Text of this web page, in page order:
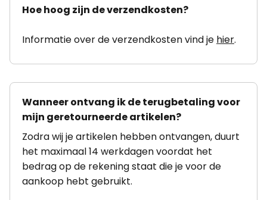
Hoe hoog zijn de verzendkosten?
Informatie over de verzendkosten vind je hier.
Wanneer ontvang ik de terugbetaling voor
mijn geretourneerde artikelen?
Zodra wij je artikelen hebben ontvangen, duurt
het maximaal 14 werkdagen voordat het
bedrag op de rekening staat die je voor de
aankoop hebt gebruikt.